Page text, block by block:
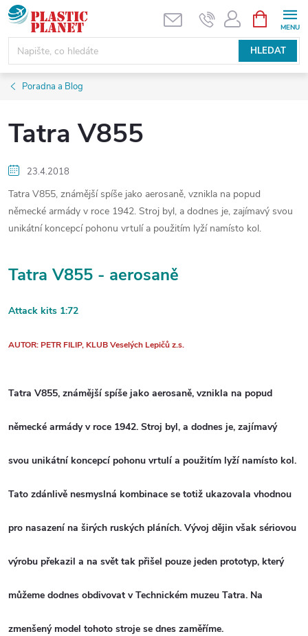
Přejít
na
obsah
HLEDAT
NÁKUPNÍ
KOŠÍK
Poradna a Blog
Tatra V855
23.4.2018
Tatra V855, známější spíše jako aerosaně, vznikla na popud
německé armády v roce 1942. Stroj byl, a dodnes je, zajímavý svou
unikátní koncepcí pohonu vrtulí a použitím lyží namísto kol.
Tatra V855 - aerosaně
Attack kits 1:72
AUTOR: PETR FILIP, KLUB Veselých Lepičů z.s.
Tatra V855, známější spíše jako aerosaně, vznikla na popud
německé armády v roce 1942. Stroj byl, a dodnes je, zajímavý
svou unikátní koncepcí pohonu vrtulí a použitím lyží namísto kol.
Tato zdánlivě nesmyslná kombinace se totiž ukazovala vhodnou
pro nasazení na širých ruských pláních. Vývoj dějin však sériovou
výrobu překazil a na svět tak přišel pouze jeden prototyp, který
můžeme dodnes obdivovat v Technickém muzeu Tatra. Na
zmenšený model tohoto stroje se dnes zaměříme.